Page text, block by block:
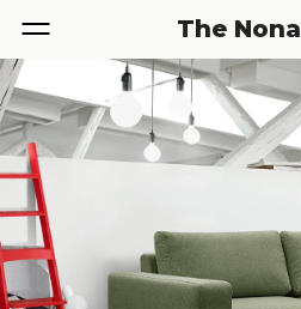
The Nona